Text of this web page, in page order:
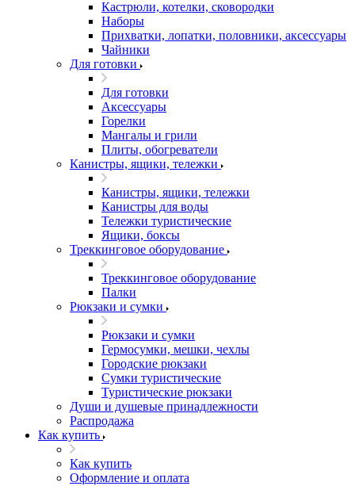
Кастрюли, котелки, сковородки
Наборы
Прихватки, лопатки, половники, аксессуары
Чайники
Для готовки
Для готовки
Аксессуары
Горелки
Мангалы и грили
Плиты, обогреватели
Канистры, ящики, тележки
Канистры, ящики, тележки
Канистры для воды
Тележки туристические
Ящики, боксы
Треккинговое оборудование
Треккинговое оборудование
Палки
Рюкзаки и сумки
Рюкзаки и сумки
Гермосумки, мешки, чехлы
Городские рюкзаки
Сумки туристические
Туристические рюкзаки
Души и душевые принадлежности
Распродажа
Как купить
Как купить
Оформление и оплата